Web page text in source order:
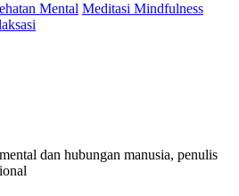
Mental Meditasi Mindfulness
dan hubungan manusia, penulis